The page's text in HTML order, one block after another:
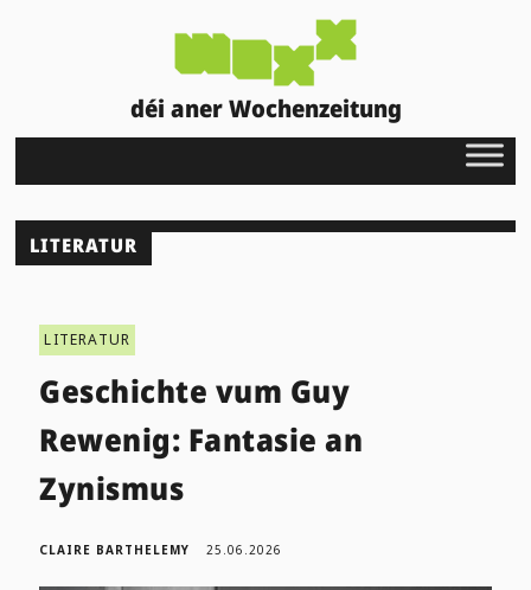
déi aner Wochenzeitung
LITERATUR
LITERATUR
Geschichte vum Guy
Rewenig: Fantasie an
Zynismus
CLAIRE BARTHELEMY 25.06.2026